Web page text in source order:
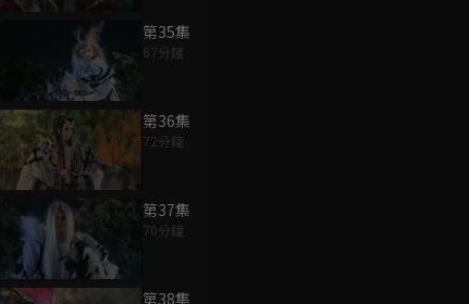
第35集
67分鐘
第36集
72分鐘
第37集
70分鐘
第38集